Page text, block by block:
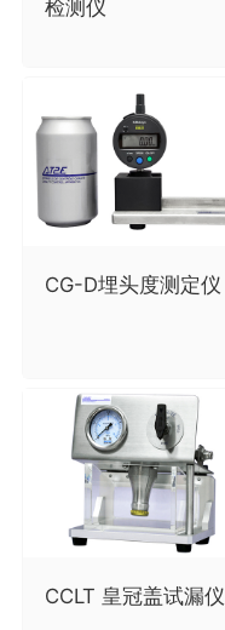
检测仪
CG-D埋头度测定仪
CCLT 皇冠盖试漏仪